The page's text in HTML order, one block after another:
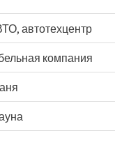
автотехцентр
компания